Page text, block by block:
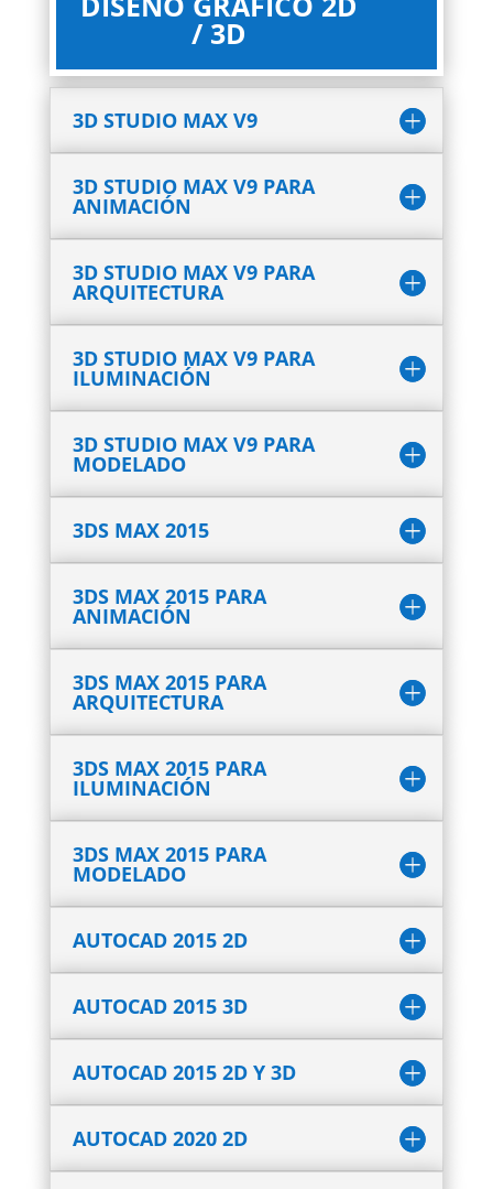
/ 3D
3D STUDIO MAX V9
3D STUDIO MAX V9 PARA
ANIMACIÓN
3D STUDIO MAX V9 PARA
ARQUITECTURA
3D STUDIO MAX V9 PARA
ILUMINACIÓN
3D STUDIO MAX V9 PARA
MODELADO
3DS MAX 2015
3DS MAX 2015 PARA
ANIMACIÓN
3DS MAX 2015 PARA
ARQUITECTURA
3DS MAX 2015 PARA
ILUMINACIÓN
3DS MAX 2015 PARA
MODELADO
AUTOCAD 2015 2D
AUTOCAD 2015 3D
AUTOCAD 2015 2D Y 3D
AUTOCAD 2020 2D